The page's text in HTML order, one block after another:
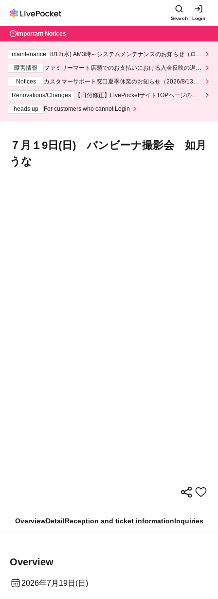
Search Login
Important Notices
maintenance
8/12(水) AM3時～システムメンテナンスのお知らせ（ロー
障害情報
ファミリーマート店頭でのお支払いにおける入金反映の遅延
Notices
カスタマーサポート窓口夏季休業のお知らせ（2026/8/13～2
026/8/14）
Renovations/Changes
【日付修正】LivePocketサイトTOPページのデ
heads up
For customers who cannot Login
７月１9日(日) バンビーナ撮影会 如月
うな
OverviewDetailReception and ticket informationInquiries
Overview
2026年7月19日(日)